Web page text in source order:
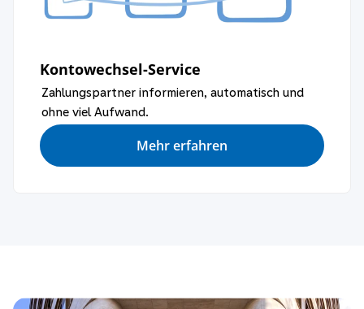
Kontowechsel-Service
Zahlungspartner informieren, automatisch und
ohne viel Aufwand.
Mehr erfahren